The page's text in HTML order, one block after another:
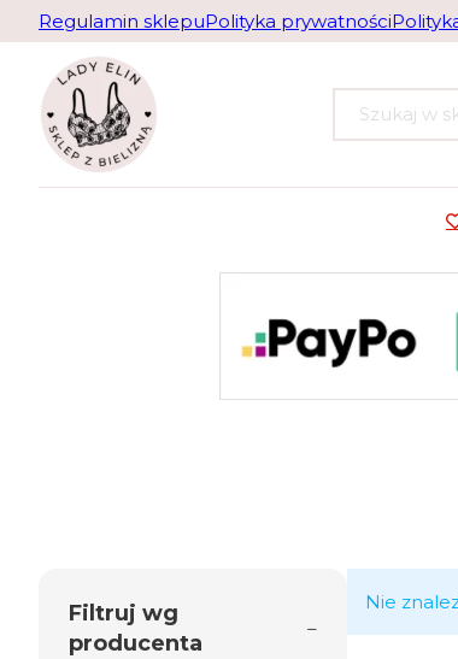
Regulamin sklepuPolityka prywatności
Szukaj
Filtruj wg
producenta
Nie